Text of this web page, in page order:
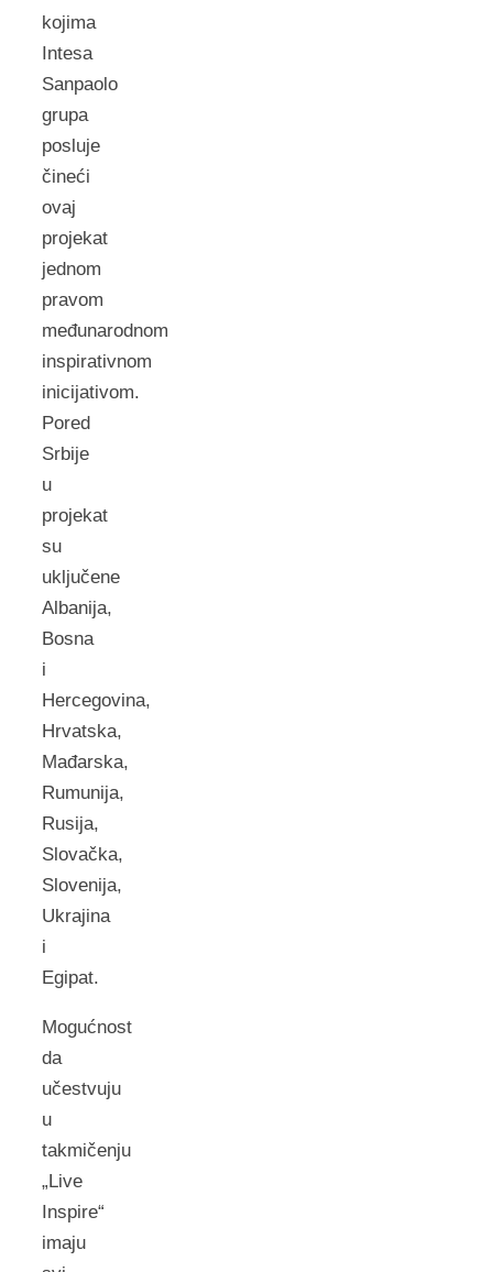
kojima
Intesa
Sanpaolo
grupa
posluje
čineći
ovaj
projekat
jednom
pravom
međunarodnom
inspirativnom
inicijativom.
Pored
Srbije
u
projekat
su
uključene
Albanija,
Bosna
i
Hercegovina,
Hrvatska,
Mađarska,
Rumunija,
Rusija,
Slovačka,
Slovenija,
Ukrajina
i
Egipat.
Mogućnost
da
učestvuju
u
takmičenju
„Live
Inspire“
imaju